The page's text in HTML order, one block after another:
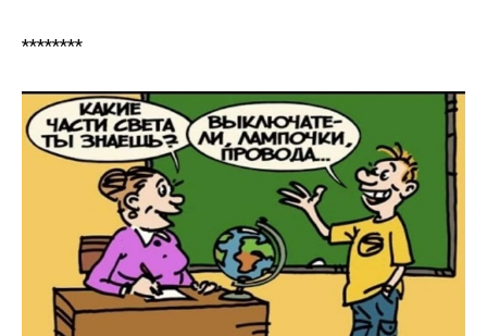
********